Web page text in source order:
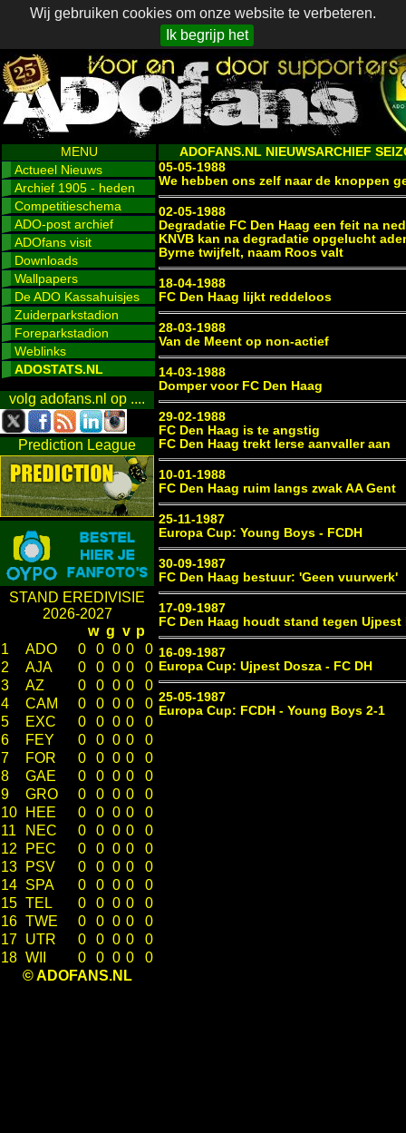
Wij gebruiken cookies om onze website te verbeteren.
Ik begrijp het
MENU
Actueel Nieuws
Archief 1905 - heden
Competitieschema
ADO-post archief
ADOfans visit
Downloads
Wallpapers
De ADO Kassahuisjes
Zuiderparkstadion
Foreparkstadion
Weblinks
ADOSTATS.NL
volg adofans.nl op ....
Prediction League
STAND EREDIVISIE
2026-2027
w g v p
1
ADO 0 0 0 0
0
2
AJA 0 0 0 0
0
3
AZ 0 0 0 0
0
4
CAM 0 0 0 0
0
5
EXC 0 0 0 0
0
6
FEY 0 0 0 0
0
7
FOR 0 0 0 0
0
8
GAE 0 0 0 0
0
9
GRO 0 0 0 0
0
10
HEE 0 0 0 0
0
11
NEC 0 0 0 0
0
12
PEC 0 0 0 0
0
13
PSV 0 0 0 0
0
14 SPA 0 0 0 0
0
15 TEL 0 0 0 0
0
16 TWE 0 0 0 0
0
17 UTR 0 0 0 0
0
18 WII 0 0 0 0
0
© ADOFANS.NL
ADOFANS.NL NIEUWSARCHIEF
05-05-1988
We hebben ons zelf naar de knoppen
02-05-1988
Degradatie FC Den Haag een feit na
KNVB kan na degradatie opgelucht
Byrne twijfelt, naam Roos valt
18-04-1988
FC Den Haag lijkt reddeloos
28-03-1988
Van de Meent op non-actief
14-03-1988
Domper voor FC Den Haag
29-02-1988
FC Den Haag is te angstig
FC Den Haag trekt Ierse aanvaller aan
10-01-1988
FC Den Haag ruim langs zwak AA Gent
25-11-1987
Europa Cup: Young Boys - FCDH
30-09-1987
FC Den Haag bestuur: 'Geen vuurwerk'
17-09-1987
FC Den Haag houdt stand tegen Ujpest
16-09-1987
Europa Cup: Ujpest Dosza - FC DH
25-05-1987
Europa Cup: FCDH - Young Boys 2-1